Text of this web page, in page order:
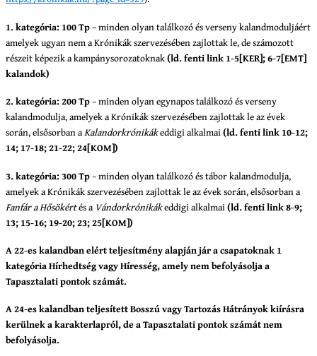
1. kategória: 100 Tp– minden olyan találkozó és verseny kalandmoduljáért
amelyek ugyan nem a Krónikák szervezésében zajlottak le, de számozott
részeit képezik a kampánysorozatoknak(ld. fenti link 1-5[KER]; 6-7[EMT]
kalandok)
2. kategória: 200 Tp– minden olyan egynapos találkozó és verseny
kalandmodulja, amelyek a Krónikák szervezésében zajlottak le az évek
során, elsősorban aKalandorkrónikákeddigi alkalmai(ld. fenti link 10-12;
14; 17-18; 21-22; 24[KOM])
3. kategória: 300 Tp– minden olyan találkozó és tábor kalandmodulja,
amelyek a Krónikák szervezésében zajlottak le az évek során, elsősorban a
Fanfár a Hősökértés a Vándorkrónikákeddigi alkalmai(ld. fenti link 8-9;
13; 15-16; 19-20; 23; 25[KOM])
A 22-es kalandban elért teljesítmény alapján jár a csapatoknak 1
kategória Hírhedtség vagy Híresség, amely nem befolyásolja a
Tapasztalati pontok számát.
A 24-es kalandban teljesített Bosszú vagy Tartozás Hátrányok kiírásra
kerülnek a karakterlapról, de a Tapasztalati pontok számát nem
befolyásolja.